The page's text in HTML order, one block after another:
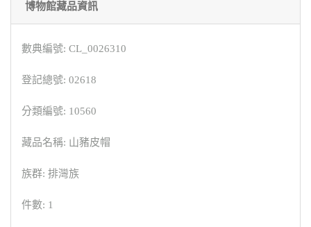
博物館藏品資訊
數典編號: CL_0026310
登記總號: 02618
分類編號: 10560
藏品名稱: 山豬皮帽
族群: 排灣族
件數: 1